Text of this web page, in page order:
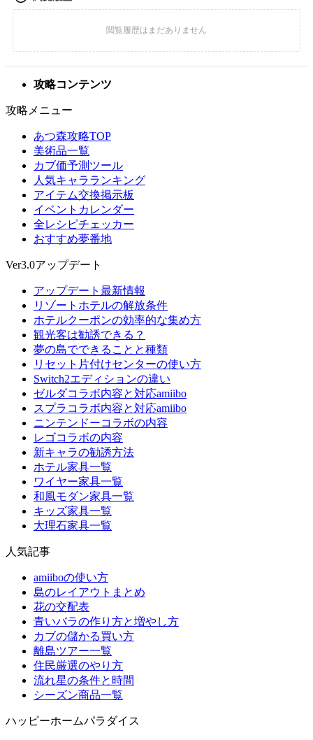
攻略コンテンツ
攻略メニュー
あつ森攻略TOP
美術品一覧
カブ価予測ツール
人気キャラランキング
アイテム交換掲示板
イベントカレンダー
全レシピチェッカー
おすすめ夢番地
Ver3.0アップデート
アップデート最新情報
リゾートホテルの解放条件
ホテルクーポンの効率的な集め方
観光客は勧誘できる？
夢の島でできることと種類
リセット片付けセンターの使い方
Switch2エディションの違い
ゼルダコラボ内容と対応amiibo
スプラコラボ内容と対応amiibo
ニンテンドーコラボの内容
レゴコラボの内容
新キャラの勧誘方法
ホテル家具一覧
ワイヤー家具一覧
和風モダン家具一覧
キッズ家具一覧
大理石家具一覧
人気記事
amiiboの使い方
島のレイアウトまとめ
花の交配表
青いバラの作り方と増やし方
カブの儲かる買い方
離島ツアー一覧
住民厳選のやり方
流れ星の条件と時間
シーズン商品一覧
ハッピーホームパラダイス